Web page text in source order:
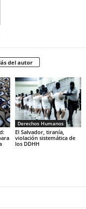
del autor
Derechos Humanos
El Salvador, tiranía,
violación sistemática de
los DDHH